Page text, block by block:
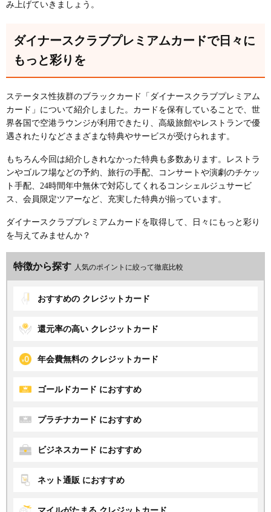
み上げていきましょう。
ダイナースクラブプレミアムカードで日々に
もっと彩りを
ステータス性抜群のブラックカード「ダイナースクラブプレミアム
カード」について紹介しました。カードを保有していることで、世
界各国で空港ラウンジが利用できたり、高級旅館やレストランで優
遇されたりなどさまざまな特典やサービスが受けられます。
もちろん今回は紹介しきれなかった特典も多数あります。レストラ
ンやゴルフ場などの予約、旅行の手配、コンサートや演劇のチケッ
ト手配、24時間年中無休で対応してくれるコンシェルジュサービ
ス、会員限定ツアーなど、充実した特典が揃っています。
ダイナースクラブプレミアムカードを取得して、日々にもっと彩り
を与えてみませんか？
特徴から探す 人気のポイントに絞って徹底比較
おすすめの クレジットカード
還元率の高い クレジットカード
年会費無料の クレジットカード
ゴールドカード におすすめ
プラチナカード におすすめ
ビジネスカード におすすめ
ネット通販 におすすめ